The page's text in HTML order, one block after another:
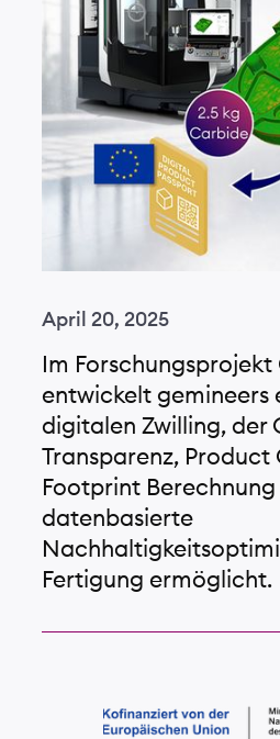
April 20, 2025
Im
entwickelt gemineers
digitalen Zwilling, der
Transparenz, Product
Footprint Berechnung
datenbasierte
Fertigung ermöglicht.